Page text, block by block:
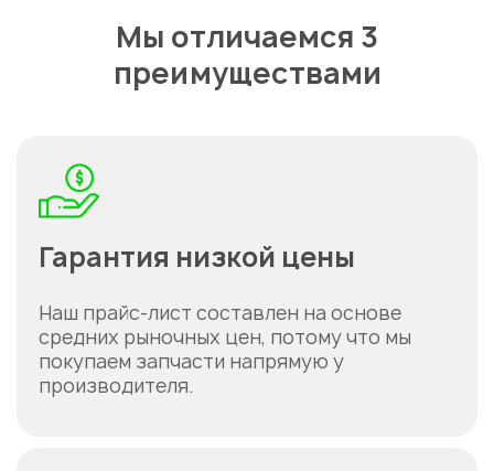
Мы отличаемся 3
преимуществами
Гарантия низкой цены
Наш прайс-лист составлен на основе
средних рыночных цен, потому что мы
покупаем запчасти напрямую у
производителя.